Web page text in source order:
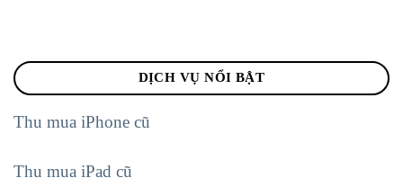
DỊCH VỤ NỔI BẬT
Thu mua iPhone cũ
Thu mua iPad cũ